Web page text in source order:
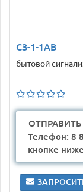
СЗ-1-1АВ
бытовой
ОТПРАВИТЬ
Телефон: 8
кнопке